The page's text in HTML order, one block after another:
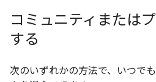
コミュニティまたは
する
次のいずれかの方法で、いつで